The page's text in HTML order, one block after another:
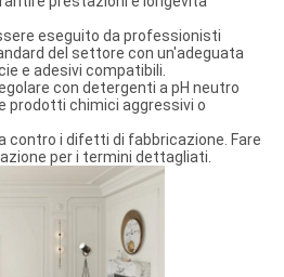
eseguito da professionisti
del settore con un'adeguata
e adesivi compatibili.
con detergenti a pH neutro
prodotti chimici aggressivi o
contro i difetti di fabbricazione. Fare
per i termini dettagliati.